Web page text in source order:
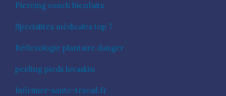
Piercing conch bienfaits
Spécialités médicales top 7
Réflexologie plantaire danger
peeling pieds lovaskin
Infirmier-sante-travail.fr